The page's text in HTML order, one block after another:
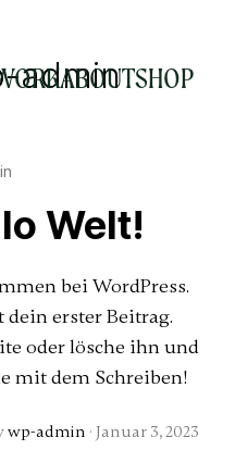
ABOUTSHOP
admin
Welt!
bei WordPress.
dein erster Beitrag.
oder lösche ihn und
mit dem Schreiben!
wp-admin · Januar 3, 2023